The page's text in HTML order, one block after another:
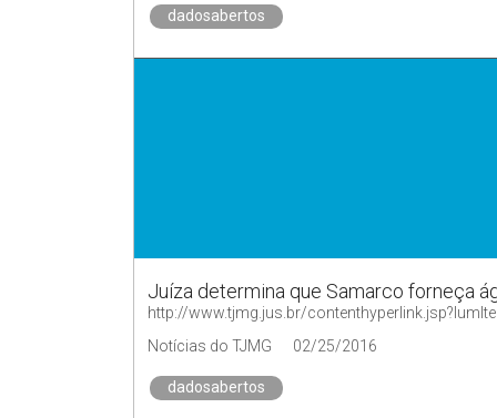
dadosabertos
Juíza determina que Samarco forneça
http://www.tjmg.jus.br/
Notícias do TJMG
02/25/2016
dadosabertos